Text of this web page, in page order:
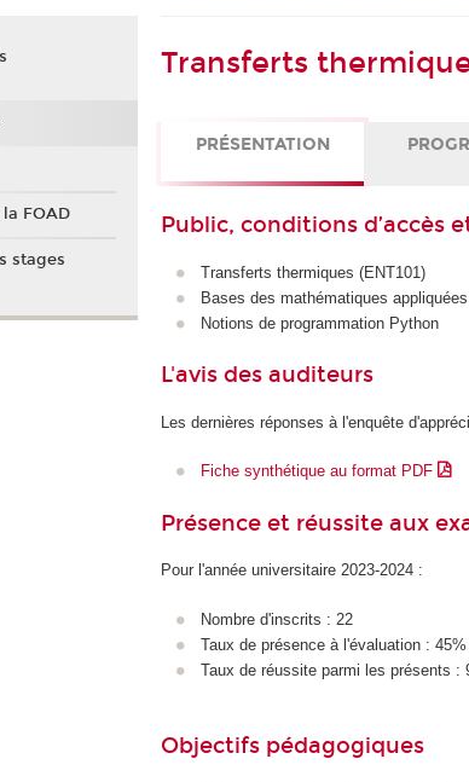
Transferts
PRÉSENTATION
Public, conditions d’accès
Transferts thermiques (ENT101)
Bases des mathématiques
Notions de programmation Python
L'avis des auditeurs
Les dernières réponses à l'enquête
Fiche synthétique au format PDF
Présence et réussite aux
Pour l'année universitaire 2023-2024 :
Nombre d'inscrits : 22
Taux de présence à l'évaluation : 45%
Taux de réussite parmi les présents :
Objectifs pédagogiques
FOAD
stages